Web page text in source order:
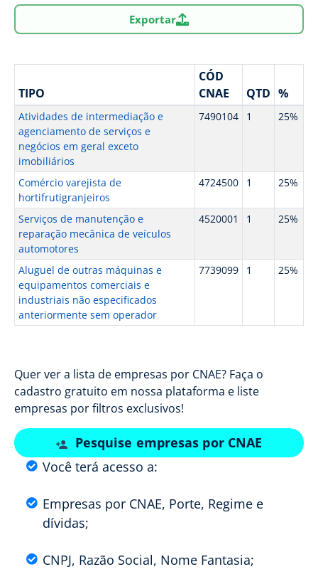
Exportar
TIPO
CÓD
CNAE
QTD %
Atividades de intermediação e
agenciamento de serviços e
negócios em geral exceto
imobiliários
7490104 1 25%
Comércio varejista de
hortifrutigranjeiros
4724500 1 25%
Serviços de manutenção e
reparação mecânica de veículos
automotores
4520001 1 25%
Aluguel de outras máquinas e
equipamentos comerciais e
industriais não especificados
anteriormente sem operador
7739099 1 25%
Quer ver a lista de empresas por CNAE? Faça o
cadastro gratuito em nossa plataforma e liste
empresas por filtros exclusivos!
Pesquise empresas por CNAE
Você terá acesso a:
Empresas por CNAE, Porte, Regime e
dívidas;
CNPJ, Razão Social, Nome Fantasia;